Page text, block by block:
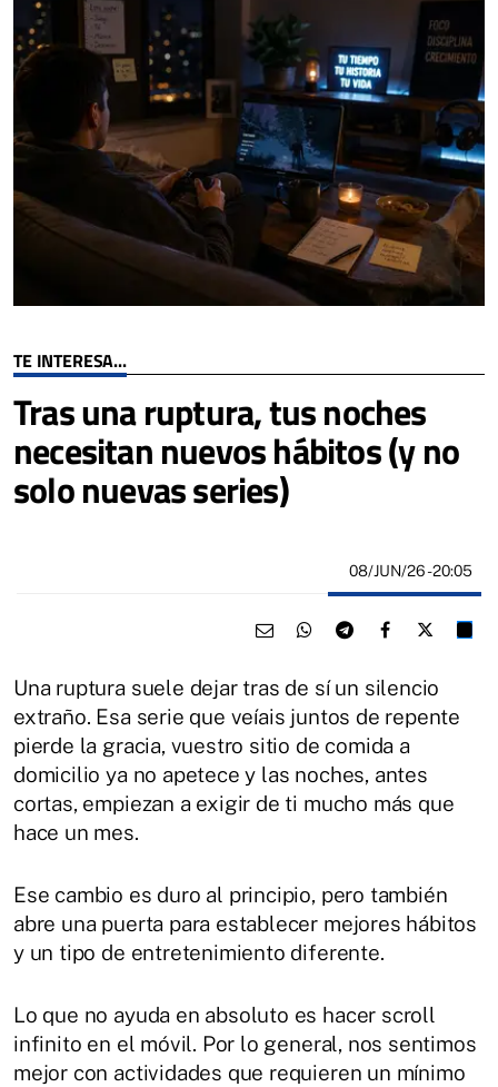
TE INTERESA...
Tras una ruptura, tus noches
necesitan nuevos hábitos (y no
solo nuevas series)
08/JUN/26- 20:05
Una ruptura suele dejar tras de sí un silencio
extraño. Esa serie que veíais juntos de repente
pierde la gracia, vuestro sitio de comida a
domicilio ya no apetece y las noches, antes
cortas, empiezan a exigir de ti mucho más que
hace un mes.
Ese cambio es duro al principio, pero también
abre una puerta para establecer mejores hábitos
y un tipo de entretenimiento diferente.
Lo que no ayuda en absoluto es hacer scroll
infinito en el móvil. Por lo general, nos sentimos
mejor con actividades que requieren un mínimo